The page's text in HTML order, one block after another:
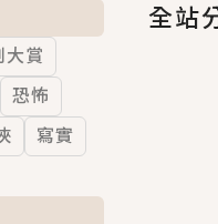
書單｜《離婚你提的
與檸檬與重疊世界
洛蒙中毒》救命！特
到我了｜《陰陽鬼店
語推行員》每個人
大賞
恐怖
寫實
全站